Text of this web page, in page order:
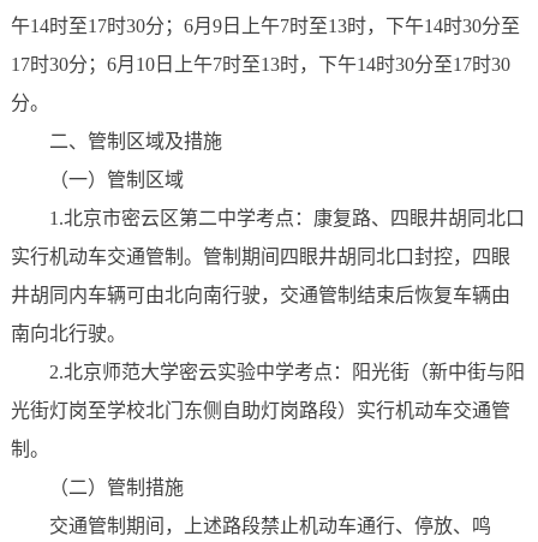
午14时至17时30分；6月9日上午7时至13时，下午14时30分至
17时30分；6月10日上午7时至13时，下午14时30分至17时30
分。
二、管制区域及措施
（一）管制区域
1.北京市密云区第二中学考点：康复路、四眼井胡同北口
实行机动车交通管制。管制期间四眼井胡同北口封控，四眼
井胡同内车辆可由北向南行驶，交通管制结束后恢复车辆由
南向北行驶。
2.北京师范大学密云实验中学考点：阳光街（新中街与阳
光街灯岗至学校北门东侧自助灯岗路段）实行机动车交通管
制。
（二）管制措施
交通管制期间，上述路段禁止机动车通行、停放、鸣